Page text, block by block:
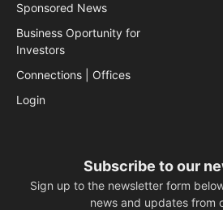
Sponsored News
Business Oportunity for
Investors
Connections | Offices
Login
Subscribe to our
Sign up to the newsletter form
news and updates from